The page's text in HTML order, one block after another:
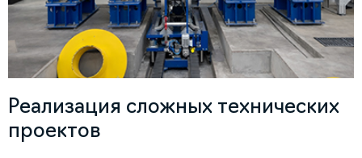
Реализация сложных технических
проектов